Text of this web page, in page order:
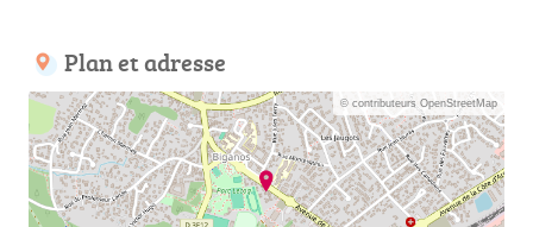
Plan et adresse
© contributeurs OpenStreetMap